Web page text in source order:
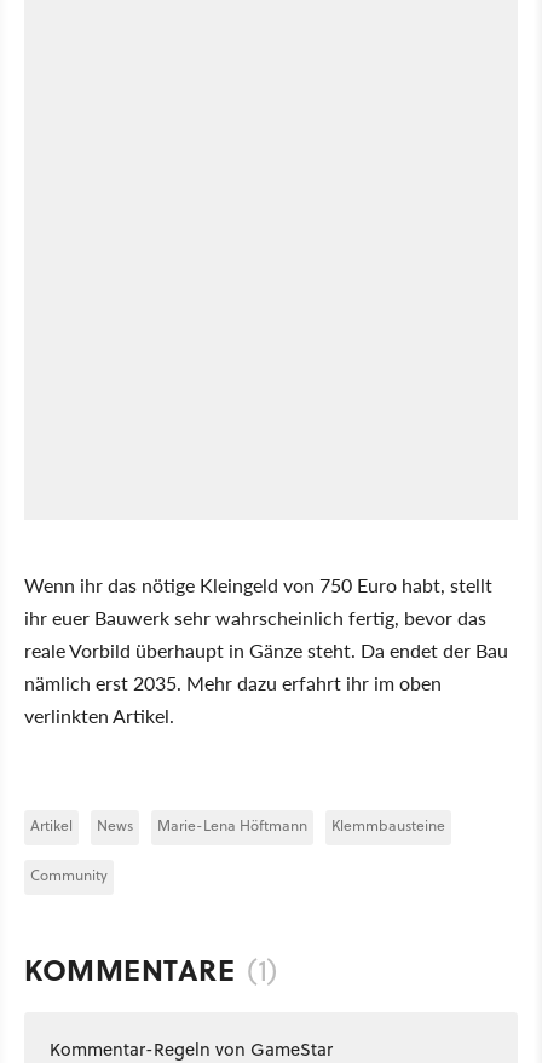
Wenn ihr das nötige Kleingeld von 750 Euro habt, stellt
ihr euer Bauwerk sehr wahrscheinlich fertig, bevor das
reale Vorbild überhaupt in Gänze steht. Da endet der Bau
nämlich erst 2035. Mehr dazu erfahrt ihr im oben
verlinkten Artikel.
Artikel News Marie-Lena Höftmann Klemmbausteine
Community
KOMMENTARE (1)
Kommentar-Regeln von GameStar